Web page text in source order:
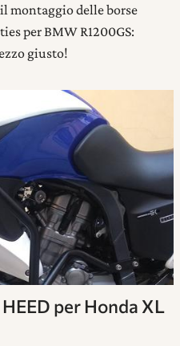
montaggio delle borse
per BMW R1200GS:
giusto!
per Honda XL